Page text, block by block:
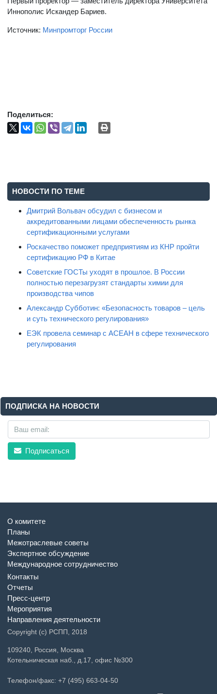
Иннополис Искандер Бариев.
Источник: Минпромторг России
Поделиться:
НОВОСТИ ПО ТЕМЕ
Дмитрий Вольвач обсудил с бизнесом и
аккредитованными лицами обеспеченность рынка
сертификационными услугами
Роскачество поможет предприятиям из КНР пройти
сертификацию РФ в Китае
Советские ГОСТы уходят в прошлое. В России
полностью перезагрузят стандарты химии для
производства чипов
Александр Субботин: «Безопасность товаров – цель
и суть технического регулирования»
ЕЭК провела семинар с АСЕАН в сфере технического
регулирования
ПОДПИСКА НА НОВОСТИ
Подписаться
О комитете
Планы
Межотраслевые советы
Экспертное обсуждение
Международное сотрудничество
Контакты
Отчеты
Пресс-центр
Мероприятия
Направления деятельности
Copyright (c) РСПП, 2018
109240, Россия, Москва
Котельническая наб., д.17, офис №300
Телефон/факс: +7 (495) 663-04-50